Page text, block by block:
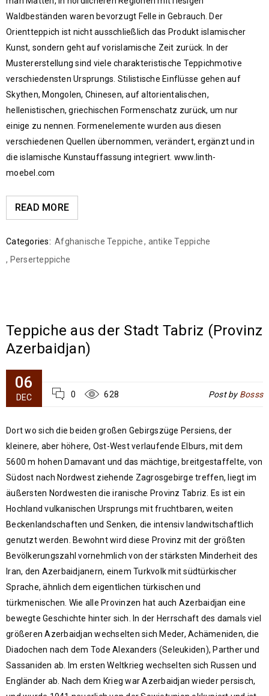
Waldbeständen waren bevorzugt Felle in Gebrauch. Der
Orientteppich ist nicht ausschließlich das Produkt islamischer
Kunst, sondern geht auf vorislamische Zeit zurück. In der
Mustererstellung sind viele charakteristische Teppichmotive
verschiedensten Ursprungs. Stilistische Einflüsse gehen auf
Skythen, Mongolen, Chinesen, auf altorientalischen,
hellenistischen, griechischen Formenschatz zurück, um nur
einige zu nennen. Formenelemente wurden aus diesen
verschiedenen Quellen übernommen, verändert, ergänzt und in
die islamische Kunstauffassung integriert. www.linth-
moebel.com
READ MORE
Categories: Afghanische Teppiche, antike Teppiche
, Perserteppiche
Teppiche aus der Stadt Tabriz (Provinz
Azerbaidjan)
06
DEC 0 628 Post by Bosss
Dort wo sich die beiden großen Gebirgszüge Persiens, der
kleinere, aber höhere, Ost-West verlaufende Elburs, mit dem
5600 m hohen Damavant und das mächtige, breitgestaffelte, von
Südost nach Nordwest ziehende Zagrosgebirge treffen, liegt im
äußersten Nordwesten die iranische Provinz Tabriz. Es ist ein
Hochland vulkanischen Ursprungs mit fruchtbaren, weiten
Beckenlandschaften und Senken, die intensiv landwitschaftlich
genutzt werden. Bewohnt wird diese Provinz mit der größten
Bevölkerungszahl vornehmlich von der stärksten Minderheit des
Iran, den Azerbaidjanern, einem Turkvolk mit südtürkischer
Sprache, ähnlich dem eigentlichen türkischen und
türkmenischen. Wie alle Provinzen hat auch Azerbaidjan eine
bewegte Geschichte hinter sich. In der Herrschaft des damals viel
größeren Azerbaidjan wechselten sich Meder, Achämeniden, die
Diadochen nach dem Tode Alexanders (Seleukiden), Parther und
Sassaniden ab. Im ersten Weltkrieg wechselten sich Russen und
Engländer ab. Nach dem Krieg war Azerbaidjan wieder persisch,